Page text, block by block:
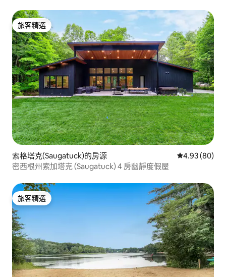
旅客精選
旅客精選
索格塔克(Saugatuck)的房源 從 80 則評價
4.93 (80)
密西根州索加塔克 (Saugatuck) 4 房幽靜度假屋
旅客精選
旅客精選